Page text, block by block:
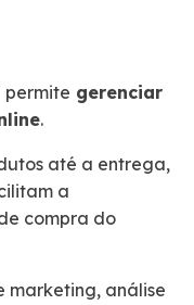
permite gerenciar
.
até a entrega,
a
compra do
marketing, análise